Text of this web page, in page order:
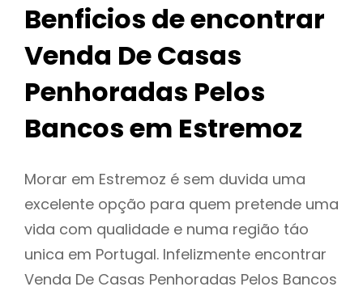
Benficios de encontrar
Venda De Casas
Penhoradas Pelos
Bancos em Estremoz
Morar em Estremoz é sem duvida uma
excelente opção para quem pretende uma
vida com qualidade e numa região táo
unica em Portugal. Infelizmente encontrar
Venda De Casas Penhoradas Pelos Bancos